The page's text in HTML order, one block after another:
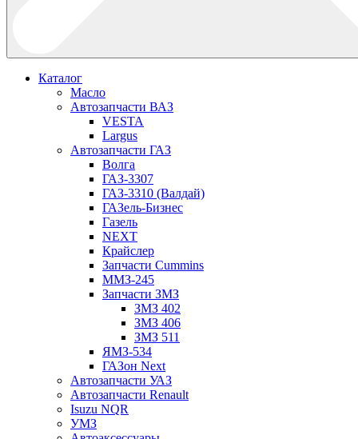
Каталог
Масло
Автозапчасти ВАЗ
VESTA
Largus
Автозапчасти ГАЗ
Волга
ГАЗ-3307
ГАЗ-3310 (Валдай)
ГАЗель-Бизнес
Газель
NEXT
Крайслер
Запчасти Cummins
ММЗ-245
Запчасти ЗМЗ
ЗМЗ 402
ЗМЗ 406
ЗМЗ 511
ЯМЗ-534
ГАЗон Next
Автозапчасти УАЗ
Автозапчасти Renault
Isuzu NQR
УМЗ